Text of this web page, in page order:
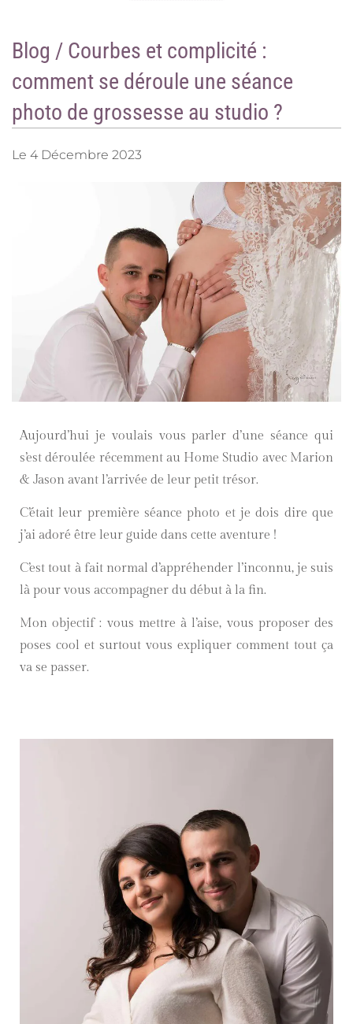
Blog / Courbes et complicité :
comment se déroule une séance
photo de grossesse au studio ?
Le 4 Décembre 2023
Aujourd’hui je voulais vous parler d’une séance qui
s’est déroulée récemment au Home Studio avec Marion
& Jason avant l’arrivée de leur petit trésor.
C’était leur première séance photo et je dois dire que
j’ai adoré être leur guide dans cette aventure !
C’est tout à fait normal d’appréhender l’inconnu, je suis
là pour vous accompagner du début à la fin.
Mon objectif : vous mettre à l’aise, vous proposer des
poses cool et surtout vous expliquer comment tout ça
va se passer.